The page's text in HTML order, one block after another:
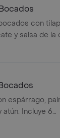
con
y salsa de la
espárrago,
atún. Incluye 6